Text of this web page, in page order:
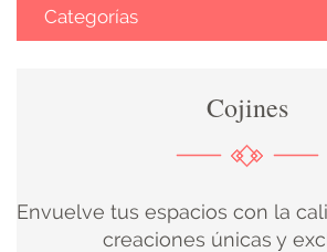
Categorías
DECOBODAS
Cojines
Envuelve tus espacios con la
creaciones únicas y